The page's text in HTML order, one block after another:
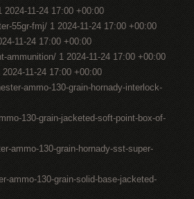
11-24 17:00 +00:00
55gr-fmj/ 1 2024-11-24 17:00 +00:00
11-24 17:00 +00:00
ammunition/ 1 2024-11-24 17:00 +00:00
11-24 17:00 +00:00
ammo-130-grain-hornady-interlock-
130-grain-jacketed-soft-point-box-of-
ammo-130-grain-hornady-sst-super-
ammo-130-grain-solid-base-jacketed-